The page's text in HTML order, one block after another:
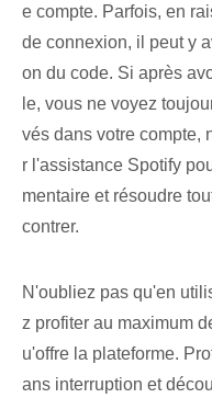
e compte. Parfois, en
de connexion, il peut y
on du code. Si après
le, vous ne voyez
vés dans votre compte,
r l'assistance Spotify
mentaire et résoudre
contrer.
N'oubliez pas qu'en
z profiter au maximum
u'offre la plateforme.
ans interruption⁣ et